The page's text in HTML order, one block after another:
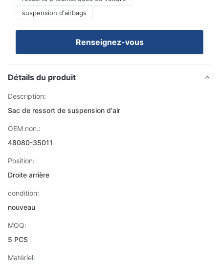
suspension d'airbags
Renseignez-vous
Détails du produit
Description:
Sac de ressort de suspension d'air
OEM non.:
48080-35011
Position:
Droite arrière
condition:
nouveau
MOQ:
5 PCS
Matériel: